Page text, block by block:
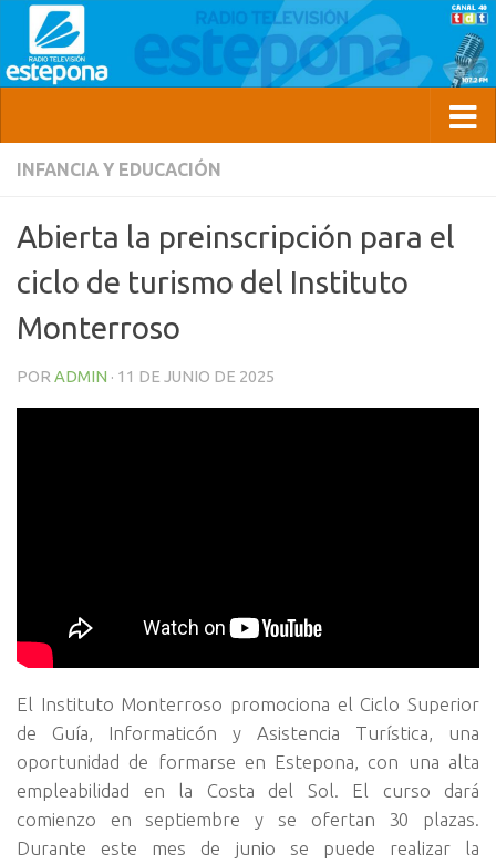
INFANCIA Y EDUCACIÓN
Abierta la preinscripción para el
ciclo de turismo del Instituto
Monterroso
POR ADMIN · 11 DE JUNIO DE 2025
El Instituto Monterroso promociona el Ciclo Superior
de Guía, Informaticón y Asistencia Turística, una
oportunidad de formarse en Estepona, con una alta
empleabilidad en la Costa del Sol. El curso dará
comienzo en septiembre y se ofertan 30 plazas.
Durante este mes de junio se puede realizar la